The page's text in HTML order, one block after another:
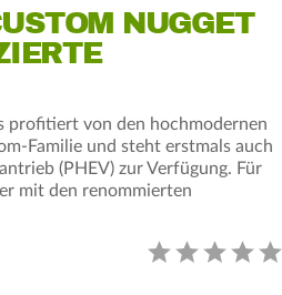
NUGGET
profitiert von den hochmodernen
Familie und steht erstmals auch
(PHEV) zur Verfügung. Für
mit den renommierten